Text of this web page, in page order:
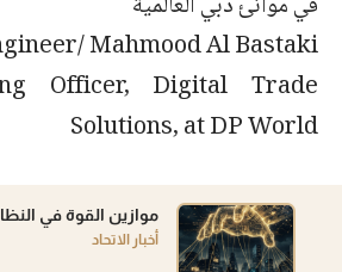
Mahmood Al Bastaki
Officer, Digital Trade
Solutions, at DP World
موازين القوة في
أخبار الاتحاد